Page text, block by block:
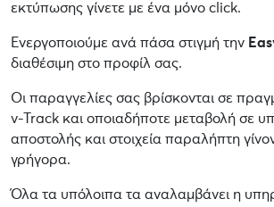
εκτύπωσης γίνετε με ένα μόνο click.
Ενεργοποιούμε ανά πάσα στιγμή την
διαθέσιμη στο προφίλ σας.
Οι παραγγελίες σας βρίσκονται σε
v-Track και οποιαδήποτε μεταβολή σε
αποστολής και στοιχεία παραλήπτη
γρήγορα.
Όλα τα υπόλοιπα τα αναλαμβάνει η